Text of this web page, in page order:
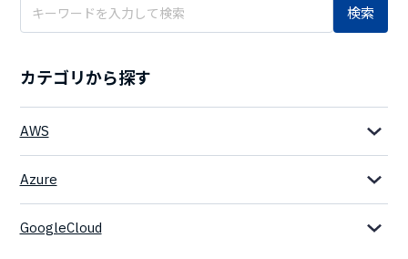
検索
カテゴリから探す
AWS
Azure
GoogleCloud